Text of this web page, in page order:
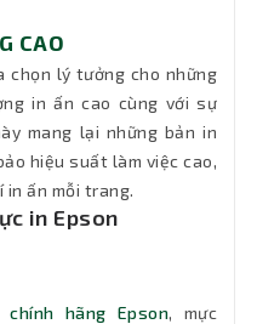
CAO
chọn lý tưởng cho những
in ấn cao cùng với sự
mang lại những bản in
hiệu suất làm việc cao,
ấn mỗi trang.
in Epson
chính hãng Epson, mực